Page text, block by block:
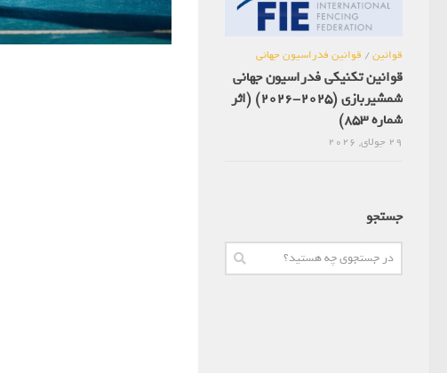
قوانین/ قوانین فدراسیون جهانی
قوانین تکنیکی فدراسیون جهانی
شمشیربازی (2025-2026) (اثر
شماره 853)
29 جولای, 2026
جستجو